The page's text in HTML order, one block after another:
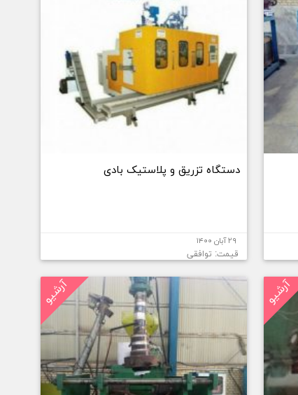
دستگاه تزریق و پلاستیک بادی
۲۹ آبان ۱۴۰۰
قیمت: توافقی
آرشیو آرشیو